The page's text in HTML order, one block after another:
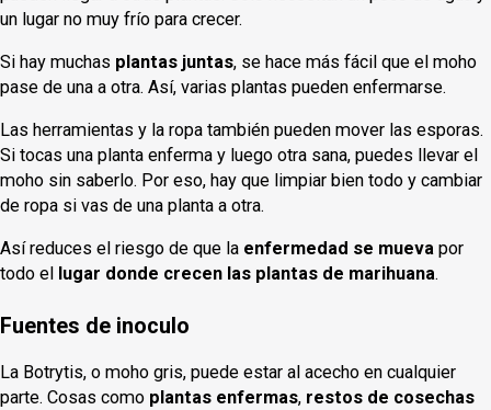
un lugar no muy frío para crecer.
Si hay muchas plantas juntas, se hace más fácil que el moho
pase de una a otra. Así, varias plantas pueden enfermarse.
Las herramientas y la ropa también pueden mover las esporas.
Si tocas una planta enferma y luego otra sana, puedes llevar el
moho sin saberlo. Por eso, hay que limpiar bien todo y cambiar
de ropa si vas de una planta a otra.
Así reduces el riesgo de que la enfermedad se mueva por
todo el
lugar donde crecen las plantas de marihuana.
Fuentes de inoculo
La Botrytis, o moho gris, puede estar al acecho en cualquier
parte. Cosas como plantas enfermas, restos de cosechas